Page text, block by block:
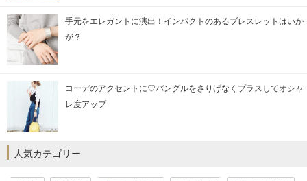
手元をエレガントに演出！インパクトのあるブレスレットはいか
が？
コーデのアクセントに♡バングルをさりげなくプラスしてオシャ
レ度アップ
人気カテゴリー